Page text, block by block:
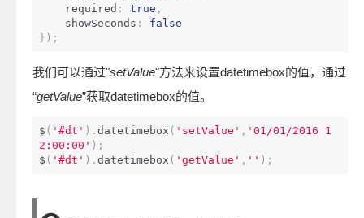
    required
: true ,
    showSeconds
:
false
});
我们可以通过"setValue"方法来设置datetimebox的值，通过
“getValue”获取datetimebox的值。
$ ( '#dt' ). datetimebox ( 'setValue' , '01/01/2016 1
2:00:00' );
$ ( '#dt' ). datetimebox ( 'getValue' , '' );